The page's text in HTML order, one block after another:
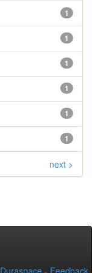
1
1
1
1
1
1
next >
Duraspace - Feedback